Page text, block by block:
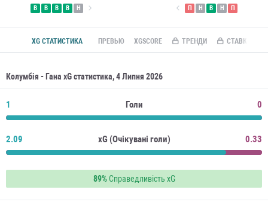
В В В В Н П Н В Н П
XG СТАТИСТИКА ПРЕВЬЮ XGSCORE ТРЕНДИ СТАВКИ ПО
Колумбія - Гана xG статистика, 4 Липня 2026
1 Голи 0
2.09 xG (Очікувані голи) 0.33
89%Справедливість xG